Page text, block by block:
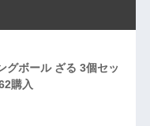
グボール ざる 3個セッ
購入